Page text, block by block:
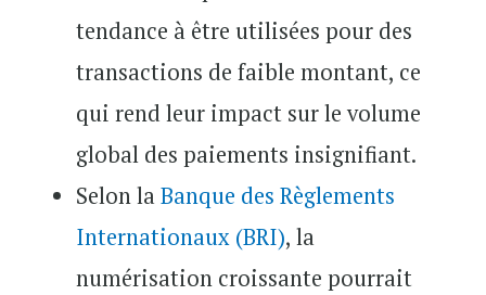
tendance à être utilisées pour des
transactions de faible montant, ce
qui rend leur impact sur le volume
global des paiements insignifiant.
Selon laBanque des Règlements
Internationaux (BRI), la
numérisation croissante pourrait